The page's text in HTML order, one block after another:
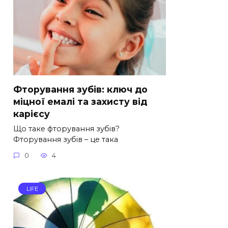
Фторування зубів: ключ до
міцної емалі та захисту від
карієсу
Що таке фторування зубів?
Фторування зубів – це така
0 4
LIFE